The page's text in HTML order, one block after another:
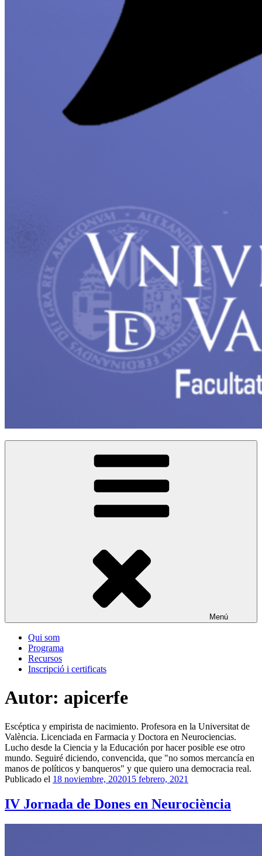
Menú
Qui som
Programa
Recursos
Inscripció i certificats
Autor: apicerfe
Escéptica y empirista de nacimiento. Profesora en la Universitat de
València. Licenciada en Farmacia y Doctora en Neurociencias.
Lucho desde la Ciencia y la Educación por hacer posible ese otro
mundo. Seguiré diciendo, convencida, que "no somos mercancía en
manos de políticos y banqueros" y que quiero una democracia real.
Publicado el 18 noviembre, 202015 febrero, 2021
IV Jornada de Dones en Neurociència